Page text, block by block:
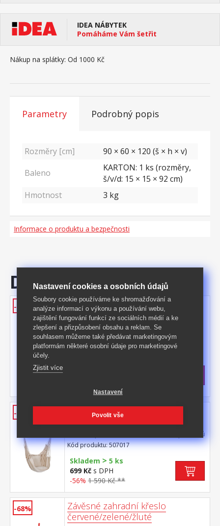
IDEA NÁBYTEK
Pomáháme Vám šetřit
Nákup na splátky: Od 1000 Kč
Parametry Podrobný popis
Rozměry [cm]
90 × 60 × 120 (š × h × v)
Baleno
KARTON: 1 ks (rozměry,
š/v/d: 15 × 15 × 92 cm)
Hmotnost
3 kg
Informace o produktu a bezpečnosti
Doporučujeme
-56%
Závěsné zahradní křeslo
antracitové
materiál 65 % bavlna, 35 % polyester,
barevné provedení antracitová rozměr
polštářů (š/h) 35 × 35 cm rozpěrka z
a délce 90 cm doporučená nosnost do 120
Kód produktu: 507018
-56% Závěsné zahradní křeslo béžové
materiál 65 % bavlna, 35 % polyester,
barevné provedení béžová rozměr polštářů
(š/h) 35 × 35 cm rozpěrka z tvrdého
masivního dřeva o průměru 3,2 cm a délce
90 cm doporučená nosnost do 120 kg
Kód produktu: 507017
Skladem > 5 ks
699 Kč s DPH
-56% 1 590 Kč **
-68%
Závěsné zahradní křeslo
červené/zelené/žluté
Nastavení cookies a osobních údajů
Soubory cookie používáme ke shromažďování a
analýze informací o výkonu a používání webu,
zajištění fungování funkcí ze sociálních médií a ke
zlepšení a přizpůsobení obsahu a reklam. Se
souhlasem můžeme také předávat marketingovým
platformám některé osobní údaje pro marketingové
účely.
Zjistit více
Nastavení
Povolit vše